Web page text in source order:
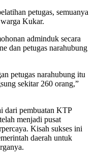
petugas, semuanya
Kukar.
adminduk secara
dan petugas narahubung
petugas narahubung itu
sekitar 260 orang,”
dari pembuatan KTP
menjadi pusat
Kisah sukses ini
daerah untuk